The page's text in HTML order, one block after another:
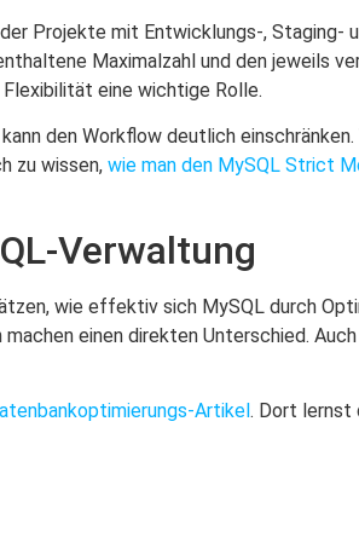
Projekte mit Entwicklungs-, Staging-
Maximalzahl und den jeweils
eine wichtige Rolle.
den Workflow deutlich
zu wissen, wie man den MySQL Strict
Verwaltung
wie effektiv sich MySQL durch
einen direkten Unterschied.
Artikel. Dort lernst